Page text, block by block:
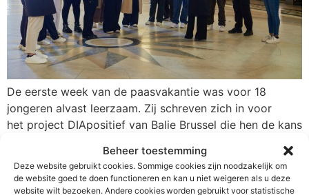
Beheer toestemming
Deze website gebruikt cookies. Sommige cookies zijn noodzakelijk om
de website goed te doen functioneren en kan u niet weigeren als u deze
website wilt bezoeken. Andere cookies worden gebruikt voor statistische
De eerste week van de paasvakantie was voor 18
jongeren alvast leerzaam. Zij schreven zich in voor
het project DIApositief van Balie Brussel die hen de kans
van de Nederlandstalige advocaten in Brussel en Halle-
Vilvoorde. Tijdens het introductieprogramma kregen de
kandidaten een inleiding tot de advocatuur en ons